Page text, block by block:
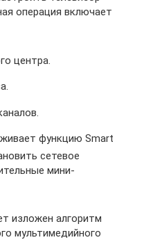
операция включает
центра.
функцию Smart
сетевое
мини-
изложен алгоритм
мультимедийного